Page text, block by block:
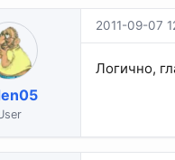
2011-09-07
Логично,